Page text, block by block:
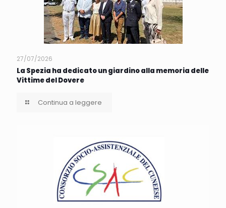
27/07/2026
La Spezia ha dedicato un giardino alla memoria delle
Vittime del Dovere
Continua a leggere